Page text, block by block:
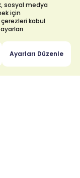
sosyal medya
için
çerezleri kabul
Ayarları Düzenle
sizlere
ve
yapılacak
gibi